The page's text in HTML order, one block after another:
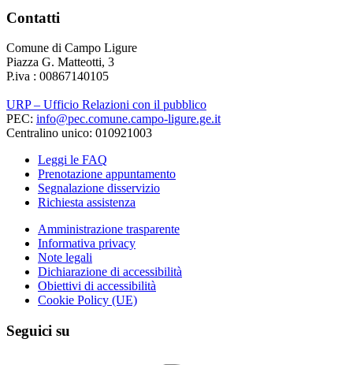
Contatti
Comune di Campo Ligure
Piazza G. Matteotti, 3
P.iva : 00867140105
URP – Ufficio Relazioni con il pubblico
PEC: info@pec.comune.campo-ligure.ge.it
Centralino unico: 010921003
Leggi le FAQ
Prenotazione appuntamento
Segnalazione disservizio
Richiesta assistenza
Amministrazione trasparente
Informativa privacy
Note legali
Dichiarazione di accessibilità
Obiettivi di accessibilità
Cookie Policy (UE)
Seguici su